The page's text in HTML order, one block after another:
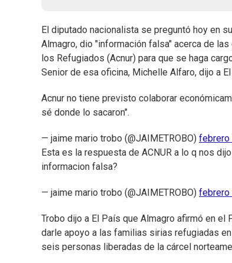
El diputado nacionalista se preguntó hoy en
Almagro, dio "información falsa" acerca de
los Refugiados (Acnur) para que se haga
Senior de esa oficina, Michelle Alfaro, dijo a
Acnur no tiene previsto colaborar
sé donde lo sacaron".
— jaime mario trobo (@JAIMETROBO) febrero
Esta es la respuesta de ACNUR a lo q nos
informacion falsa?
— jaime mario trobo (@JAIMETROBO) febrero
Trobo dijo a El País que Almagro afirmó en
darle apoyo a las familias sirias refugiadas
seis personas liberadas de la cárcel